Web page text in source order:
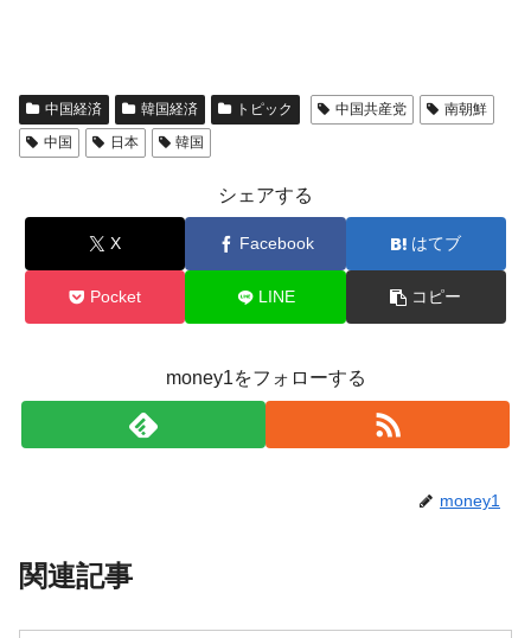
中国経済 韓国経済 トピック 中国共産党
南朝鮮
中国
日本 韓国
シェアする
X Facebook はてブ
Pocket LINE コピー
money1をフォローする
money1
関連記事